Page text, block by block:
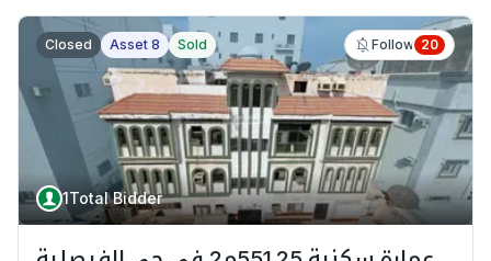
Closed Asset 8 Sold Follow 20
1Total Bidder